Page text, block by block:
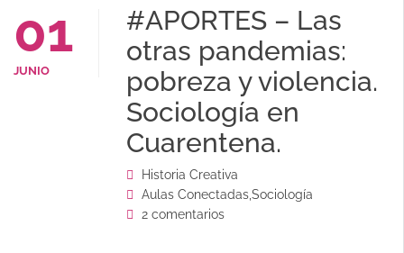
01
JUNIO
#APORTES – Las
otras pandemias:
pobreza y violencia.
Sociología en
Cuarentena.
Historia Creativa
Aulas Conectadas,Sociología
2 comentarios